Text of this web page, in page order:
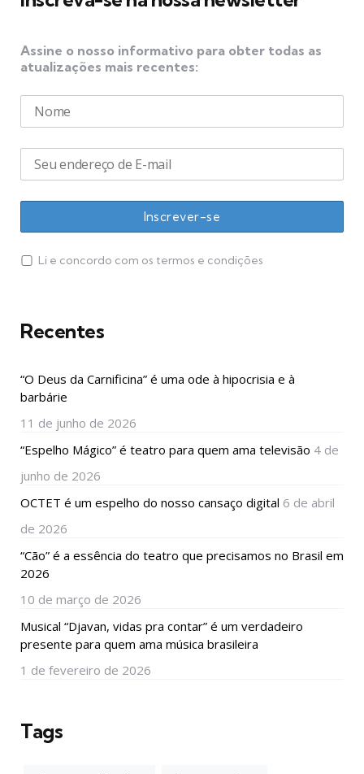
Assine o nosso informativo para obter todas as
atualizações mais recentes:
Li e concordo com os termos e condições
Recentes
“O Deus da Carnificina” é uma ode à hipocrisia e à
barbárie
11 de junho de 2026
“Espelho Mágico” é teatro para quem ama televisão 4 de
junho de 2026
OCTET é um espelho do nosso cansaço digital 6 de abril
de 2026
“Cão” é a essência do teatro que precisamos no Brasil em
2026
10 de março de 2026
Musical “Djavan, vidas pra contar” é um verdadeiro
presente para quem ama música brasileira
1 de fevereiro de 2026
Tags